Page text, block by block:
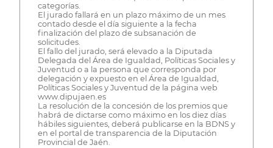
categorías.
El jurado fallará en un plazo máximo de un mes
contado desde el día siguiente a la fecha
finalización del plazo de subsanación de
solicitudes.
El fallo del jurado, será elevado a la Diputada
Delegada del Área de Igualdad, Políticas Sociales y
Juventud o a la persona que corresponda por
delegación y expuesto en el Área de Igualdad,
Políticas Sociales y Juventud de la página web
www.dipujaen.es
La resolución de la concesión de los premios que
habrá de dictarse como máximo en los diez días
hábiles siguientes, deberá publicarse en la BDNS y
en el portal de transparencia de la Diputación
Provincial de Jaén.